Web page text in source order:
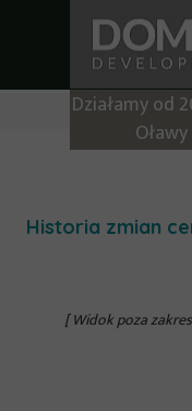
Działamy od
Historia zmian
[ Widok poza